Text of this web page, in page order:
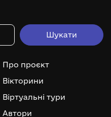
Про проєкт
Вікторини
Віртуальні тури
Автори